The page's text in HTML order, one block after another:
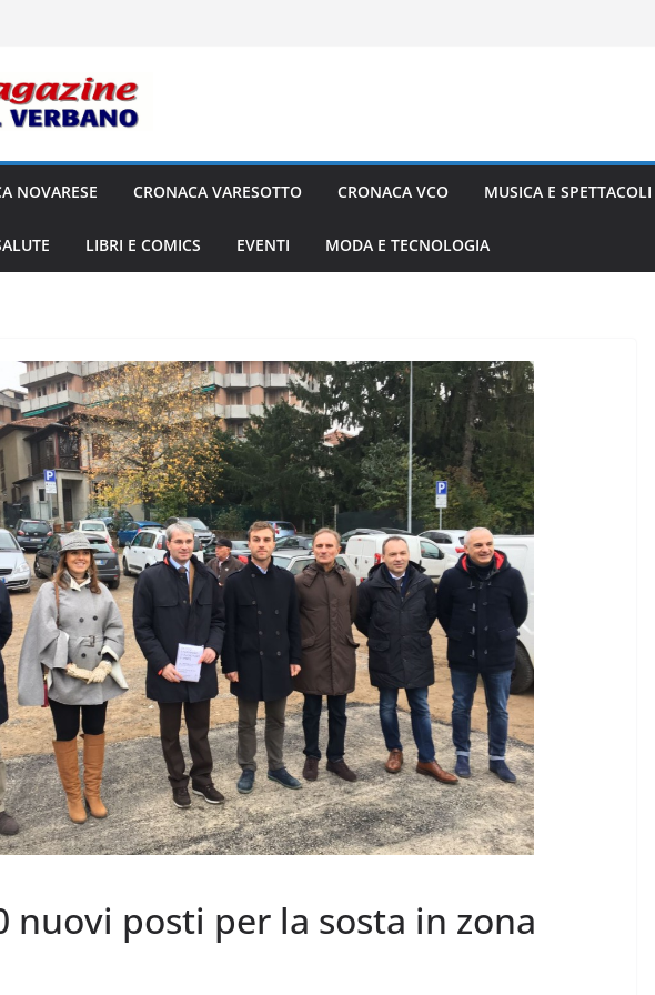
NOVARESE CRONACA VARESOTTO CRONACA VCO MUSICA E SPETTACOLI
LIBRI E COMICS EVENTI MODA E TECNOLOGIA
nuovi posti per la sosta in zona
VARESOTTO
roventi, picchi fino
gradi
CRONACA NOVARESE CRONACA VCO
Le Imprese dell’Alto
Piemonte “tengono
botta”